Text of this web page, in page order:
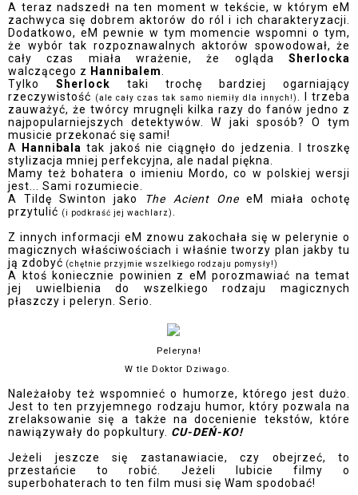
A teraz nadszedł na ten moment w tekście, w którym eM
zachwyca się dobrem aktorów do ról i ich charakteryzacji.
Dodatkowo, eM pewnie w tym momencie wspomni o tym,
że wybór tak rozpoznawalnych aktorów spowodował, że
cały czas miała wrażenie, że ogląda Sherlocka
walczącego z Hannibalem.
Tylko Sherlock taki trochę bardziej ogarniający
rzeczywistość
(ale cały czas tak samo niemiły dla innych!). I trzeba
zauważyć, że twórcy mrugnęli kilka razy do fanów jedno z
najpopularniejszych detektywów. W jaki sposób? O tym
musicie przekonać się sami!
A
Hannibalatak jakoś nie ciągnęło do jedzenia. I troszkę
stylizacja mniej perfekcyjna, ale nadal piękna.
Mamy też bohatera o imieniu Mordo, co w polskiej wersji
jest... Sami rozumiecie.
A Tildę Swinton jako The Acient OneeM miała ochotę
przytulić (i podkraść jej wachlarz).
Z innych informacji eM znowu zakochała się w pelerynie o
magicznych właściwościach i właśnie tworzy plan jakby tu
ją zdobyć (chętnie przyjmie wszelkiego rodzaju pomysły!)
A ktoś koniecznie powinien z eM porozmawiać na temat
jej uwielbienia do wszelkiego rodzaju magicznych
płaszczy i peleryn. Serio.
Peleryna!
W tle Doktor Dziwago.
Należałoby też wspomnieć o humorze, którego jest dużo.
Jest to ten przyjemnego rodzaju humor, który pozwala na
zrelaksowanie się a także na docenienie tekstów, które
nawiązywały do popkultury. CU-DEŃ-KO!
Jeżeli jeszcze się zastanawiacie, czy obejrzeć, to
przestańcie to robić. Jeżeli lubicie filmy o
superbohaterach to ten film musi się Wam spodobać!